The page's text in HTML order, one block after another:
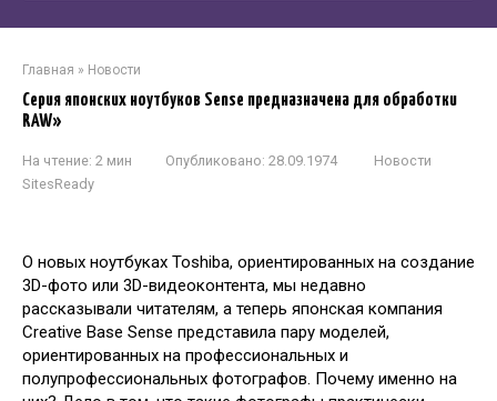
Главная » Новости
Серия японских ноутбуков Sense предназначена для обработки
RAW»
На чтение: 2 мин Опубликовано: 28.09.1974
Новости
SitesReady
О новых ноутбуках Toshiba, ориентированных на создание
3D-фото или 3D-видеоконтента, мы недавно
рассказывали читателям, а теперь японская компания
Creative Base Sense представила пару моделей,
ориентированных на профессиональных и
полупрофессиональных фотографов. Почему именно на